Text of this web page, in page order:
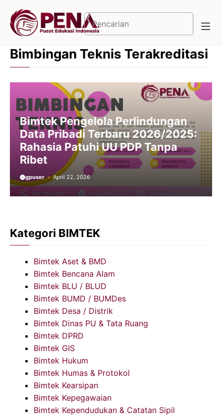
Cari
Bimbingan Teknis Terakreditasi
Bimtek Pengelola Perlindungan
Data Pribadi Terbaru 2026/2025:
Rahasia Patuhi UU PDP Tanpa
Ribet
gpuser April 22, 2026
Kategori BIMTEK
Bimtek Aset & BMD
Bimtek Bencana Alam
Bimtek BLU / BLUD
Bimtek BUMD / BUMDes
Bimtek Desa / Distrik
Bimtek Dinas PU & Tata Ruang
Bimtek DPRD
Bimtek GIS
Bimtek Hukum
Bimtek Humas & Protokol
Bimtek Kearsipan
Bimtek Kepegawaian
Bimtek Kependudukan & Catatan Sipil